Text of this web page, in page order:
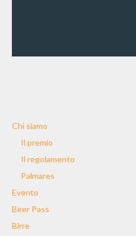
Chi siamo
Il premio
Il regolamento
Palmares
Evento
Beer Pass
Birre